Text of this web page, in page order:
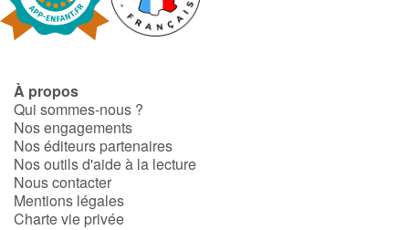
À propos
Qui sommes-nous ?
Nos engagements
Nos éditeurs partenaires
Nos outils d'aide à la lecture
Nous contacter
Mentions légales
Charte vie privée